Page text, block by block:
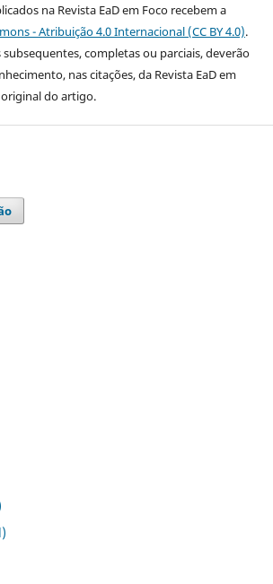
na Revista EaD em Foco recebem a
- Atribuição 4.0 Internacional (CC BY 4.0).
subsequentes, completas ou parciais, deverão
nas citações, da Revista EaD em
do artigo.